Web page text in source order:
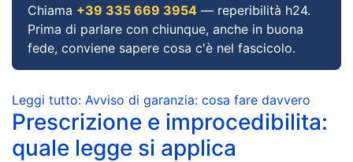
Chiama +39 335 669 3954 — reperibilità h24.
Prima di parlare con chiunque, anche in buona
fede, conviene sapere cosa c'è nel fascicolo.
Leggi tutto: Avviso di garanzia: cosa fare davvero
Prescrizione e improcedibilita:
quale legge si applica